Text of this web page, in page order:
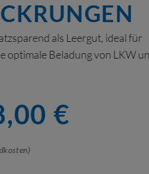
für eine ordentliche & sichere
€